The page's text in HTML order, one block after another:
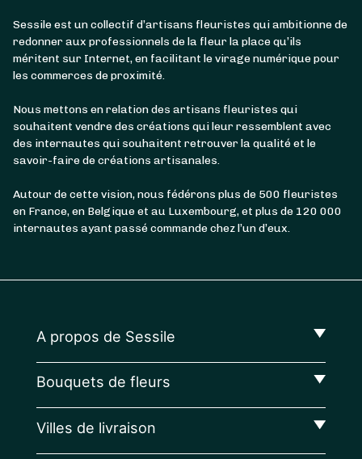
Sessile est un collectif d’artisans fleuristes qui ambitionne de
redonner aux professionnels de la fleur la place qu’ils
méritent sur Internet, en facilitant le virage numérique pour
les commerces de proximité.
Nous mettons en relation des artisans fleuristes qui
souhaitent vendre des créations qui leur ressemblent avec
des internautes qui souhaitent retrouver la qualité et le
savoir-faire de créations artisanales.
Autour de cette vision, nous fédérons plus de 500 fleuristes
en France, en Belgique et au Luxembourg, et plus de 120 000
internautes ayant passé commande chez l’un d’eux.
A propos de Sessile
Bouquets de fleurs
Villes de livraison